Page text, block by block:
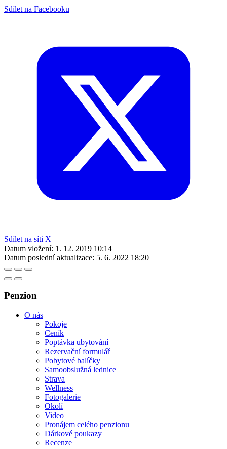
Sdílet na Facebooku
Sdílet na síti X
Datum vložení: 1. 12. 2019 10:14
Datum poslední aktualizace: 5. 6. 2022 18:20
Penzion
O nás
Pokoje
Ceník
Poptávka ubytování
Rezervační formulář
Pobytové balíčky
Samoobslužná lednice
Strava
Wellness
Fotogalerie
Okolí
Video
Pronájem celého penzionu
Dárkové poukazy
Recenze